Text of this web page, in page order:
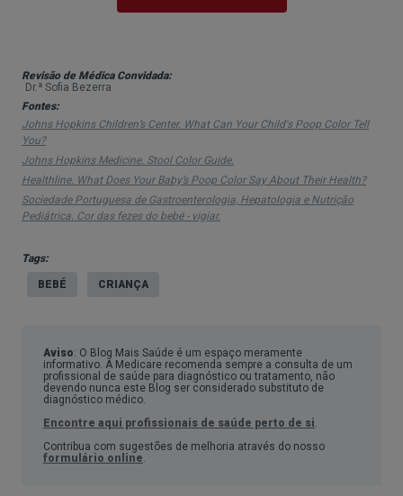
Preto
Esta cor é normal nas fezes dos bebés recém-
nascidos. É o chamado mecónio, tem uma
consistência semelhante a alcatrão e contém
muco, células da pele e líquido amniótico. Esta cor
Nas crianças mais velhas, esta cor pode dever-se
significar problemas no estômago ou intestino
delgado. Assim, o melhor será falar com o pediatra
para perceber o que estará a causar este tom.
Branco
Revisão de Médica Convidada:
Dr.ª Sofia Bezerra
Fontes:
Johns Hopkins Children’s Center. What Can Your Child's Poop Color Tell
You?
Johns Hopkins Medicine. Stool Color Guide.
Healthline. What Does Your Baby’s Poop Color Say About Their Health?
Sociedade Portuguesa de Gastroenterologia, Hepatologia e Nutrição
Pediátrica. Cor das fezes do bebé - vigiar.
Tags:
BEBÉ CRIANÇA
Aviso: O Blog Mais Saúde é um espaço meramente
informativo. A Medicare recomenda sempre a consulta de um
profissional de saúde para diagnóstico ou tratamento, não
devendo nunca este Blog ser considerado substituto de
diagnóstico médico.
Encontre aqui profissionais de saúde perto de si
Contribua com sugestões de melhoria através do nosso
formulário online